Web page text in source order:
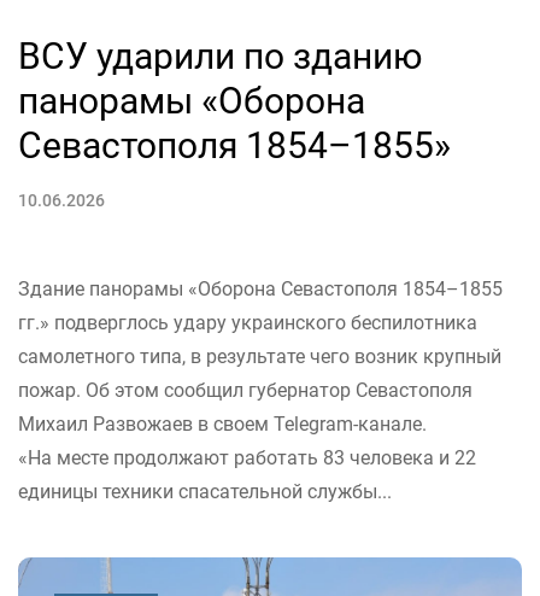
ВСУ ударили по зданию
панорамы «Оборона
Севастополя 1854–1855»
10.06.2026
Здание панорамы «Оборона Севастополя 1854–1855
гг.» подверглось удару украинского беспилотника
самолетного типа, в результате чего возник крупный
пожар. Об этом сообщил губернатор Севастополя
Михаил Развожаев в своем Telegram-канале.
«На месте продолжают работать 83 человека и 22
единицы техники спасательной службы...